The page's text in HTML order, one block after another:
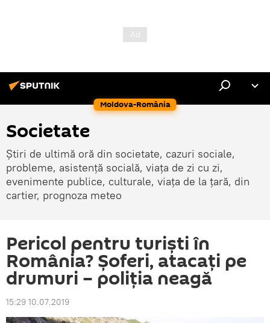
Moldova-România
Societate
Știri de ultimă oră din societate, cazuri sociale,
probleme, asistență socială, viața de zi cu zi,
evenimente publice, culturale, viața de la țară, din
cartier, prognoza meteo
Pericol pentru turiști în
România? Șoferi, atacați pe
drumuri – poliția neagă
15:29 10.07.2019